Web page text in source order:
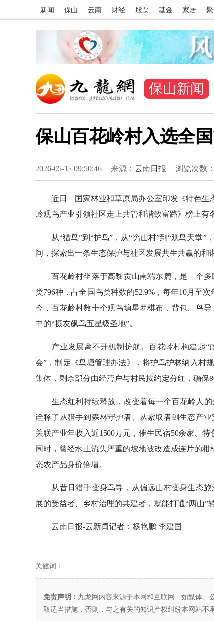
新闻 保山 云南 财经 股票 基金 家居 聚
保山新闻
保山百花岭村入选全
2026-05-13 09:50:46 来源： 云南日报 浏览次数：
近日，国家林业和草原局办公室印发《特色生
岭观鸟产业引领社区走上共管和谐致富路》榜上有
从“猎鸟”到“护鸟”，从“穷山村”到“观鸟天堂”
间，探索出一条生态保护与社区发展共生共赢的和
百花岭村坐落于高黎贡山南端东麓，是一个多
类796种，占全国鸟类种数的52.9%，每年10月至
今，百花岭村数十个观鸟塘星罗棋布，背包、鸟
中的“摄友飙鸟五星级圣地”。
产业发展离不开机制护航。百花岭村构建起“
会”，制定《鸟塘管理办法》，将护鸟护林纳入村
集体，剩余部分由经营户与村民按约定分红，确保8
生态红利持续释放，改变着每一个百花岭人的
诠释了从猎手到森林守护者、从索取者到生态产
关联产业年收入近1500万元，催生民宿50余家、
同时，曾经水土流失严重的坡地被改造成连片的
态农产品身价倍增。
从昔日猎手变身鸟导，从偏远山村变身生态旅
展的受益者、乡村治理的共建者，就能打通“两山”
云南日报-云新闻记者：杨艳鹏 李建国
关健词：
免责声明： 九龙网内容来源于本网和互联网，如媒体、
取适当措施，否则，与之有关的知识产权纠纷本网站不